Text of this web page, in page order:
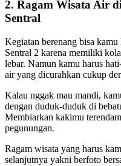
2. Ragam Wisata Air
Sentral
Kegiatan berenang bisa
Sentral 2 karena memiliki
lebar. Namun kamu harus
air yang dicurahkan cukup
Kalau nggak mau mandi,
dengan duduk-duduk di
Membiarkan kakimu
pegunungan.
Ragam wisata yang harus
selanjutnya yakni berfoto